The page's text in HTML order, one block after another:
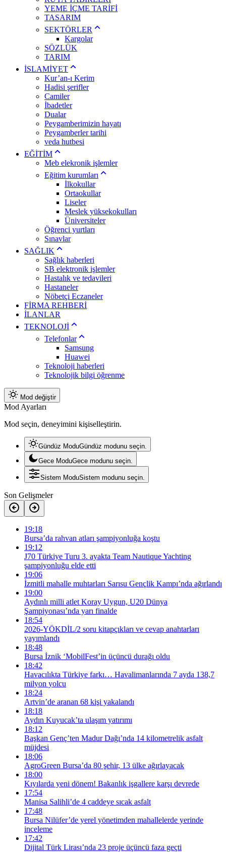
YEME İÇME TARİFİ
TASARIM
SEKTÖRLER
Kargolar
SÖZLÜK
TARIM
İSLAMİYET
Kur’an-ı Kerim
Hadisi şerifler
Camiler
İbadetler
Dualar
Peygamberimizin hayatı
Peygamberler tarihi
veda hutbesi
EĞİTİM
Meb elekronik işlemler
Eğitim kurumları
İlkokullar
Ortaokullar
Liseler
Meslek yüksekokulları
Üniversiteler
Öğrenci yurtları
Sınavlar
SAĞLIK
Sağlık haberleri
SB elektronik işlemler
Hastalık ve tedavileri
Hastaneler
Nöbetçi Eczaneler
FİRMA REHBERİ
İLANLAR
TEKNOLOJİ
Telefonlar
Samsung
Huawei
Teknoloji haberleri
Teknolojik bilgi öğrenme
Mod değiştir
Mod Ayarları
Mod seçin, deneyimini kişiselleştirin.
Gündüz ModuGündüz modunu seçin.
Gece ModuGece modunu seçin.
Sistem ModuSistem modunu seçin.
Son Gelişmeler
19:18
Bursa’da rahvan atları şampiyonluğa koştu
19:12
J70 Türkiye Turu 3. ayakta Team Nautique Yachting
şampiyonluğu elde etti
19:06
İzmitli mahalle muhtarları Sarısu Gençlik Kampı’nda ağırlandı
19:00
Aydınlı milli atlet Koray Uygun, U20 Dünya
Şampiyonası’nda yarı finalde
18:54
2026-YÖKDİL/2 soru kitapçıkları ve cevap anahtarları
yayımlandı
18:48
Bursa İznik ‘MobilFest’in üçüncü durağı oldu
18:42
Havacılıkta Türkiye farkı… Havalimanlarında 7 ayda 138,7
milyon yolcu
18:24
Artvin’de aranan 68 kişi yakalandı
18:18
Aydın Kuyucak’ta ulaşım yatırımı
18:12
Başkan Genç’ten Madur Dağı’nda 14 kilometrelik asfalt
müjdesi
18:06
AgroGreen Bursa’da 80 şehir, 13 ülke ağırlayacak
18:00
Kıyılarda yeni dönem! Bakanlık işgallere karşı devrede
17:54
Manisa Salihli’de 4 caddeye sıcak asfalt
17:48
Bursa Nilüfer’de yerel yönetimden mahallelerde yerinde
inceleme
17:42
Dijital Türk Lirası’nda 23 proje üçüncü faza geçti